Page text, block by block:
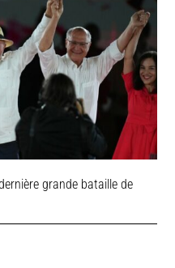
grande bataille de